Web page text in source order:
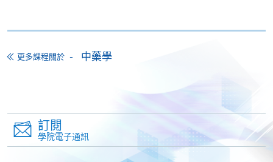
交下期學費的學員，提供網上服務，如學員就讀的課
VISA 或 Mastercard、「微信支付」(Online WeChat
Pay) 、「支付寶」(Online Alipay) 或 「轉數快」(FPS)
繳付學費。
更多課程關於 中藥學
訂閱
學院電子通訊